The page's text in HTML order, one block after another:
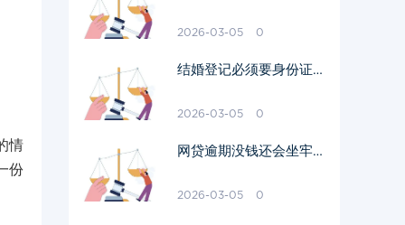
情
份
2026-03-05 0
结婚登记必须要身份证原
2026-03-05 0
网贷逾期没钱还会坐牢吗
2026-03-05 0